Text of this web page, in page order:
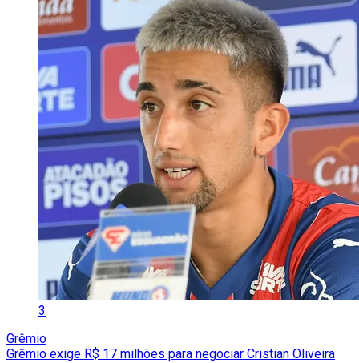
3
Grêmio
Grêmio exige R$ 17 milhões para negociar Cristian Oliveira